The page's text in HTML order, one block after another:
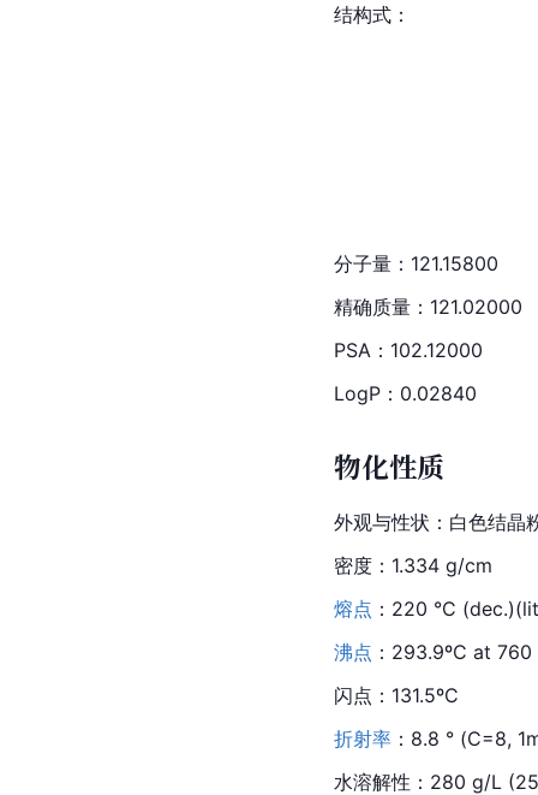
结构式 ：
分子量：121.15800
精确质量：121.02000
PSA ：102.12000
LogP：0.02840
物化性质
外观与性状 ：白色结晶
密度：1.334 g/cm
熔点 ：220 °C (dec.
沸点 ：293.9ºC at
闪点：131.5ºC
折射率 ：8.8 ° (C=8,
水溶解性：280 g/L